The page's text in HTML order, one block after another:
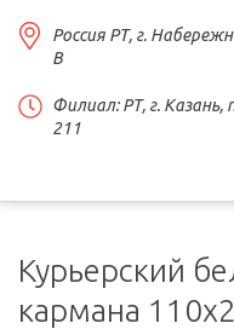
Россия РТ, г.
В
Филиал: РТ, г.
211
Курьерский
кармана